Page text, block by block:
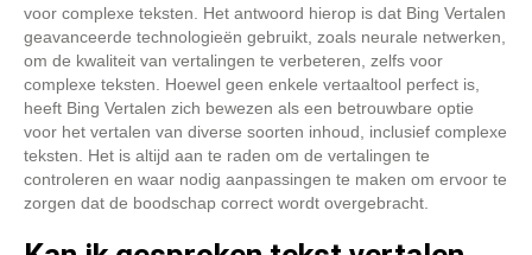
voor complexe teksten. Het antwoord hierop is dat Bing Vertalen
geavanceerde technologieën gebruikt, zoals neurale netwerken,
om de kwaliteit van vertalingen te verbeteren, zelfs voor
complexe teksten. Hoewel geen enkele vertaaltool perfect is,
heeft Bing Vertalen zich bewezen als een betrouwbare optie
voor het vertalen van diverse soorten inhoud, inclusief complexe
teksten. Het is altijd aan te raden om de vertalingen te
controleren en waar nodig aanpassingen te maken om ervoor te
zorgen dat de boodschap correct wordt overgebracht.